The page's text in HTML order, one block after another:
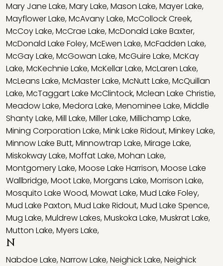
Mary Jane Lake,Mary Lake,Mason Lake,Mayer Lake,
Mayflower Lake,McAvany Lake,McCollock Creek,
McCoy Lake,McCrae Lake,McDonald Lake Baxter,
McDonald Lake Foley,McEwen Lake,McFadden Lake,
McGay Lake,McGowan Lake,McGuire Lake,McKay
Lake,McKechnie Lake,McKellar Lake,McLaren Lake,
McLeans Lake,McMaster Lake,McNutt Lake,McQuillan
Lake,McTaggart Lake McClintock,Mclean Lake Christie,
Meadow Lake,Medora Lake,Menominee Lake,Middle
Shanty Lake,Mill Lake,Miller Lake,Millichamp Lake,
Mining Corporation Lake,Mink Lake Ridout,Minkey Lake,
Minnow Lake Butt,Minnowtrap Lake,Mirage Lake,
Miskokway Lake,Moffat Lake,Mohan Lake,
Montgomery Lake,Moose Lake Harrison,Moose Lake
Wallbridge,Moot Lake,Morgans Lake,Morrison Lake,
Mosquito Lake Wood,Mowat Lake,Mud Lake Foley,
Mud Lake Paxton,Mud Lake Ridout,Mud Lake Spence,
Mug Lake,Muldrew Lakes,Muskoka Lake,Muskrat Lake,
Mutton Lake,Myers Lake,
N
Nabdoe Lake,Narrow Lake,Neighick Lake,Neighick